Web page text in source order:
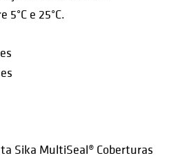
e 25°C.
Sika MultiSeal® Coberturas